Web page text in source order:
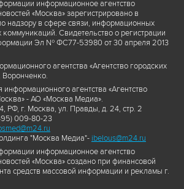
информационное агентство
«Москва» зарегистрировано в
надзору в сфере связи, информационных
Свидетельство о регистрации
Эл № ФС77-53980 от 30 апреля 2013
агентства «Агентство городских
Воронченко.
агентства «Агентство
- АО «Москва Медиа».
РФ, г. Москва, ул. Правды, д. 24, стр. 2
009-80-23
"Москва Медиа"- ibelous@m24.ru
информационное агентство
«Москва» создано при финансовой
средств массовой информации и рекламы г.